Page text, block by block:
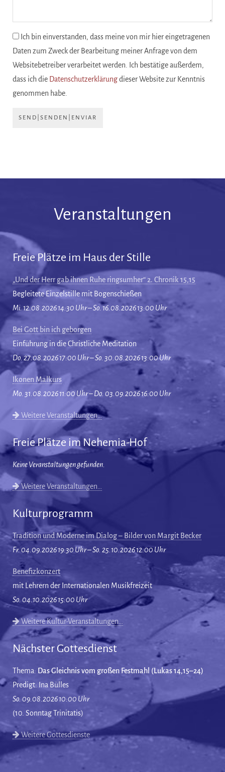
Ich bin einverstanden, dass meine von mir hier eingetragenen
Daten zum Zweck der Bearbeitung meiner Anfrage von dem
Websitebetreiber verarbeitet werden. Ich bestätige außerdem,
dass ich die Datenschutzerklärungdieser Website zur Kenntnis
genommen habe.
SEND|SENDEN|ENVIAR
Veranstaltungen
Freie Plätze im Haus der Stille
„Und der Herr gab ihnen Ruhe ringsumher“ 2. Chronik 15,15
Begleitete Einzelstille mit Bogenschießen
Mi. 12.08.2026 14:30 Uhr – So. 16.08.2026 13:00 Uhr
Bei Gott bin ich geborgen
Einführung in die Christliche Meditation
Do. 27.08.2026 17:00 Uhr – So. 30.08.2026 13:00 Uhr
Ikonen Malkurs
Mo. 31.08.2026 11:00 Uhr – Do. 03.09.2026 16:00 Uhr
Weitere Veranstaltungen…
Freie Plätze im Nehemia-Hof
Keine Veranstaltungen gefunden.
Weitere Veranstaltungen…
Kulturprogramm
Tradition und Moderne im Dialog – Bilder von Margit Becker
Fr. 04.09.2026 19:30 Uhr – So. 25.10.2026 12:00 Uhr
Benefizkonzert
mit Lehrern der Internationalen Musikfreizeit
So. 04.10.2026 15:00 Uhr
Weitere Kultur-Veranstaltungen…
Nächster Gottesdienst
Thema: Das Gleichnis vom großen Festmahl (Lukas 14,15–24)
Predigt: Ina Bülles
So. 09.08.2026 10:00 Uhr
(10. Sonntag Trinitatis)
Weitere Gottesdienste